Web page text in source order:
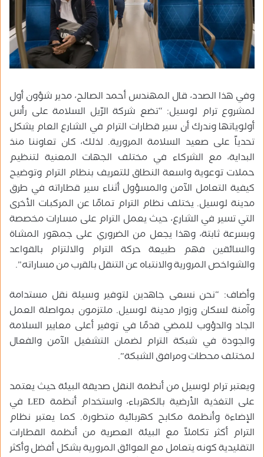
وفي هذا الصدد، قال المهندس أحمد الصالح، مدير شؤون أول
لمشروع ترام لوسيل: “تضع شركة الرّيل السلامة على رأس
أولوياتها وندرك أن سير قطارات الترام في الشارع العام يشكل
تحدياً على صعيد السلامة المرورية. لذلك، كان تعاوننا منذ
البداية، مع الشركاء في مختلف الجهات المعنية لتنظيم
حملات توعوية واسعة النطاق للتعريف بنظام الترام وتوضيح
كيفية التعامل الآمن والمسؤول أثناء سير قطاراته في طرق
مدينة لوسيل. يختلف نظام الترام تمامًا عن المركبات الأخرى
التي تسير في الشارع، حيث يعمل الترام على مسارات مخصصة
وبسرعة ثابتة، وهذا يجعل من الضروري على جمهور المشاة
والسائقين فهم طبيعة حركة الترام والالتزام بالقواعد
والشواخص المرورية والانتباه عن التنقل بالقرب من مساراته”.
وأضاف: “نحن نسعى جاهدين لتوفير وسيلة نقل مستدامة
وآمنة لسكان وزوار مدينة لوسيل. ملتزمون بمواصلة العمل
الجاد والدؤوب للمضي قدمًا في توفير أعلى معايير السلامة
والجودة في شبكة الترام لضمان التشغيل الآمن والفعال
لمختلف محطات ومرافق الشبكة”.
ويعتبر ترام لوسيل من أنظمة النقل صديقة البيئة حيث يعتمد
على التغذية الأرضية بالكهرباء، واستخدام أنظمة LED في
الإضاءة وأنظمة مكابح كهربائية متطورة. كما يعتبر نظام
الترام أكثر تكاملاً مع البيئة العصرية من أنظمة القطارات
التقليدية كونه يتعامل مع العوائق المرورية بشكل أفضل وأكثر